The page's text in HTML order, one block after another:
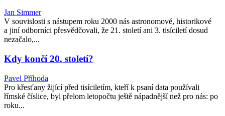
Jan Simmer
V souvislosti s nástupem roku 2000 nás astronomové, historikové
a jiní odborníci přesvědčovali, že 21. století ani 3. tisíciletí dosud
nezačalo,...
Kdy končí 20. století?
Pavel Příhoda
Pro křesťany žijící před tisíciletím, kteří k psaní data používali
římské číslice, byl přelom letopočtu ještě nápadnější než pro nás: po
roku...